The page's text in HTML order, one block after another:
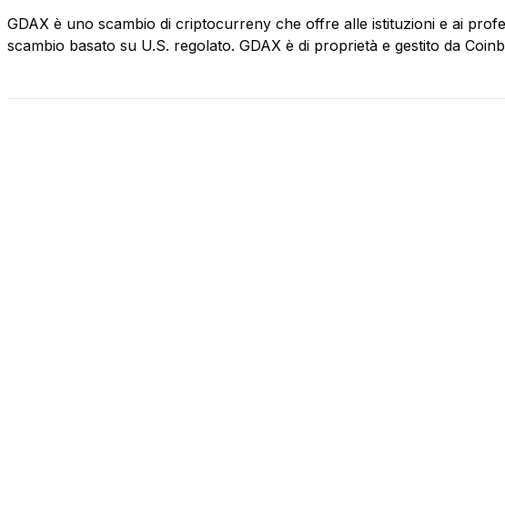
GDAX è uno scambio di criptocurreny che offre alle istituzioni e ai
scambio basato su U.S. regolato. GDAX è di proprietà e gestito da